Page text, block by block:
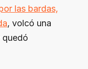
las bardas,
, volcó una
quedó